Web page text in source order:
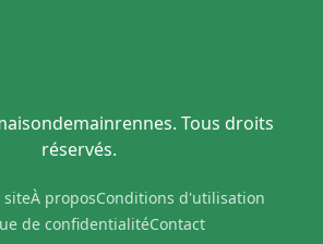
Tous droits
réservés.
siteÀ proposConditions d'utilisation
de confidentialitéContact